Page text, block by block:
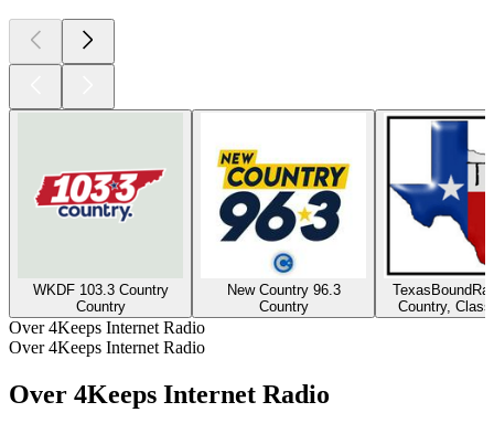
WKDF 103.3 Country
Country
New Country 96.3
Country
Country,
Over 4Keeps Internet Radio
Over 4Keeps Internet Radio
Over 4Keeps Internet Radio